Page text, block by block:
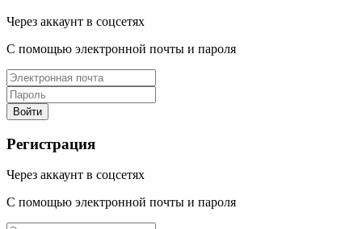
Через аккаунт в соцсетях
С помощью электронной почты и пароля
Регистрация
Через аккаунт в соцсетях
С помощью электронной почты и пароля